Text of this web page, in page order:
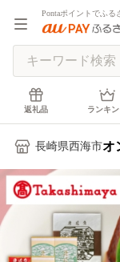
Pontaポイントでふる
返礼品 ランキ
長崎県西海市オ